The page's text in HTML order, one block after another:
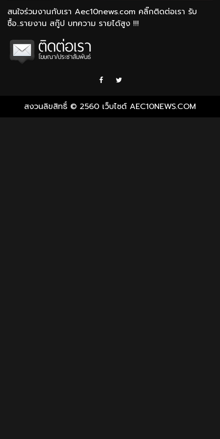
สนใจร่วมงานกับเรา Aec10news.com คลิ๊กติดต่อเรา รับ
ซื้อ..รายงาน สกู๊ป บทความ รายได้สูง !!!
Facebook
Twitter
สงวนลิขสิทธิ์ © 2560 เว็บไซต์ AEC10NEWS.COM